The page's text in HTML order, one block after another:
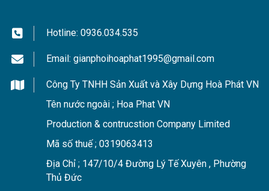
Hotline: 0936.034.535
Email: gianphoihoaphat1995@gmail.com
Công Ty TNHH Sản Xuất và Xây Dựng Hoà Phát VN
Tên nước ngoài ; Hoa Phat VN
Production & contrucstion Company Limited
Mã số thuế ; 0319063413
Địa Chỉ ; 147/10/4 Đường Lý Tế Xuyên , Phường
Thủ Đức